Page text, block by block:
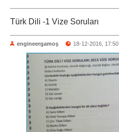
Türk Dili -1 Vize Soruları
engineergamoş 18-12-2016, 17:50